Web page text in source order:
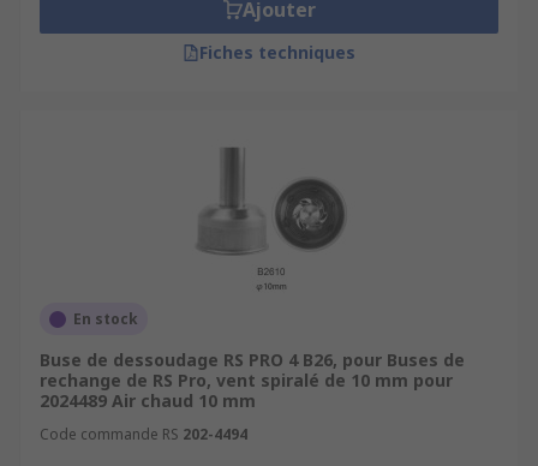
Ajouter
Fiches techniques
En stock
Buse de dessoudage RS PRO 4 B26, pour Buses de
rechange de RS Pro, vent spiralé de 10 mm pour
2024489 Air chaud 10 mm
Code commande RS 202-4494